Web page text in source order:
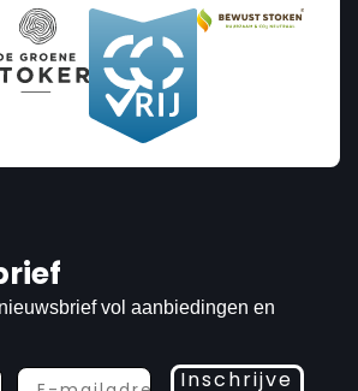
vol aanbiedingen en
Inschrijve